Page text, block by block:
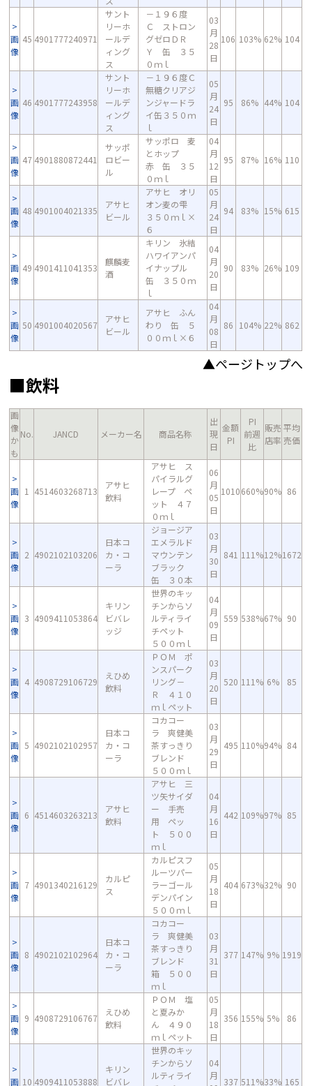
画
像
45 4901777240971
サント
リーホ
ールデ
ィング
ス
－１９６度
Ｃ ストロン
グゼロＤＲ
Ｙ 缶 ３５
０ｍｌ
03
月
28
日
106 103% 62% 104
画
像
46 4901777243958
サント
リーホ
ールデ
ィング
ス
－１９６度Ｃ
無糖クリアジ
ンジャードラ
イ缶３５０ｍ
ｌ
05
月
24
日
95 86% 44% 104
画
像
47 4901880872441
サッポ
ロビー
ル
サッポロ 麦
とホップ
赤 缶 ３５
０ｍｌ
04
月
12
日
95 87% 16% 110
画
像
48 4901004021335
アサヒ
ビール
アサヒ オリ
オン麦の雫
３５０ｍｌ×
６
05
月
24
日
94 83% 15% 615
画
像
49 4901411041353
麒麟麦
酒
キリン 氷結
ハワイアンパ
イナップル
缶 ３５０ｍ
ｌ
04
月
20
日
90 83% 26% 109
画
像
50 4901004020567
アサヒ
ビール
アサヒ ふん
わり 缶 ５
００ｍｌ×６
04
月
08
日
86 104% 22% 862
▲ページトップへ
■飲料
画
像
か
も
No. JANCD メーカー名 商品名称
出
現
日
金額
PI
PI
前週
比
販売
店率
平均
売価
画
像
1 4514603268713
アサヒ
飲料
アサヒ ス
パイラルグ
レープ ペ
ット ４７
０ｍｌ
06
月
05
日
1010660%90% 86
画
像
2 4902102103206
日本コ
カ・コ
ーラ
ジョージア
エメラルド
マウンテン
ブラック
缶 ３０本
03
月
30
日
841 111%12%1672
画
像
3 4909411053864
キリン
ビバレ
ッジ
世界のキッ
チンからソ
ルティライ
チペット
５００ｍｌ
04
月
09
日
559 538%67% 90
画
像
4 4908729106729
えひめ
飲料
ＰＯＭ ポ
ンスパーク
リング－
Ｒ ４１０
ｍｌペット
03
月
20
日
520 111% 6% 85
画
像
5 4902102102957
日本コ
カ・コ
ーラ
コカコー
ラ 爽健美
茶すっきり
ブレンド
５００ｍｌ
03
月
29
日
495 110%94% 84
画
像
6 4514603263213
アサヒ
飲料
アサヒ 三
ツ矢サイダ
ー 手売
用 ペッ
ト ５００
ｍｌ
04
月
16
日
442 109%97% 85
画
像
7 4901340216129
カルピ
ス
カルピスフ
ルーツパー
ラーゴール
デンパイン
５００ｍｌ
05
月
18
日
404 673%32% 90
画
像
8 4902102102964
日本コ
カ・コ
ーラ
コカコー
ラ 爽健美
茶すっきり
ブレンド
箱 ５００
ｍｌ
03
月
31
日
377 147% 9% 1919
画
像
9 4908729106767
えひめ
飲料
ＰＯＭ 塩
と夏みか
ん ４９０
ｍｌペット
05
月
18
日
356 155% 5% 86
画 10 4909411053888
キリン
ビバレ
世界のキッ
チンからソ
ルティライ
04
月
337 511%33% 165